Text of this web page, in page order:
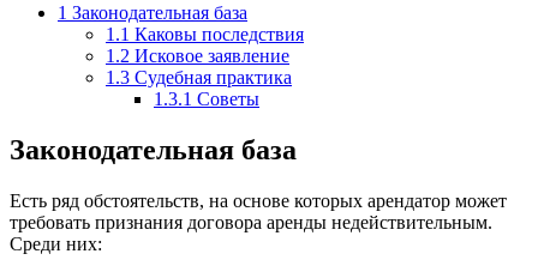
1 Законодательная база
1.1 Каковы последствия
1.2 Исковое заявление
1.3 Судебная практика
1.3.1 Советы
Законодательная база
Есть ряд обстоятельств, на основе которых арендатор может
требовать признания договора аренды недействительным.
Среди них: